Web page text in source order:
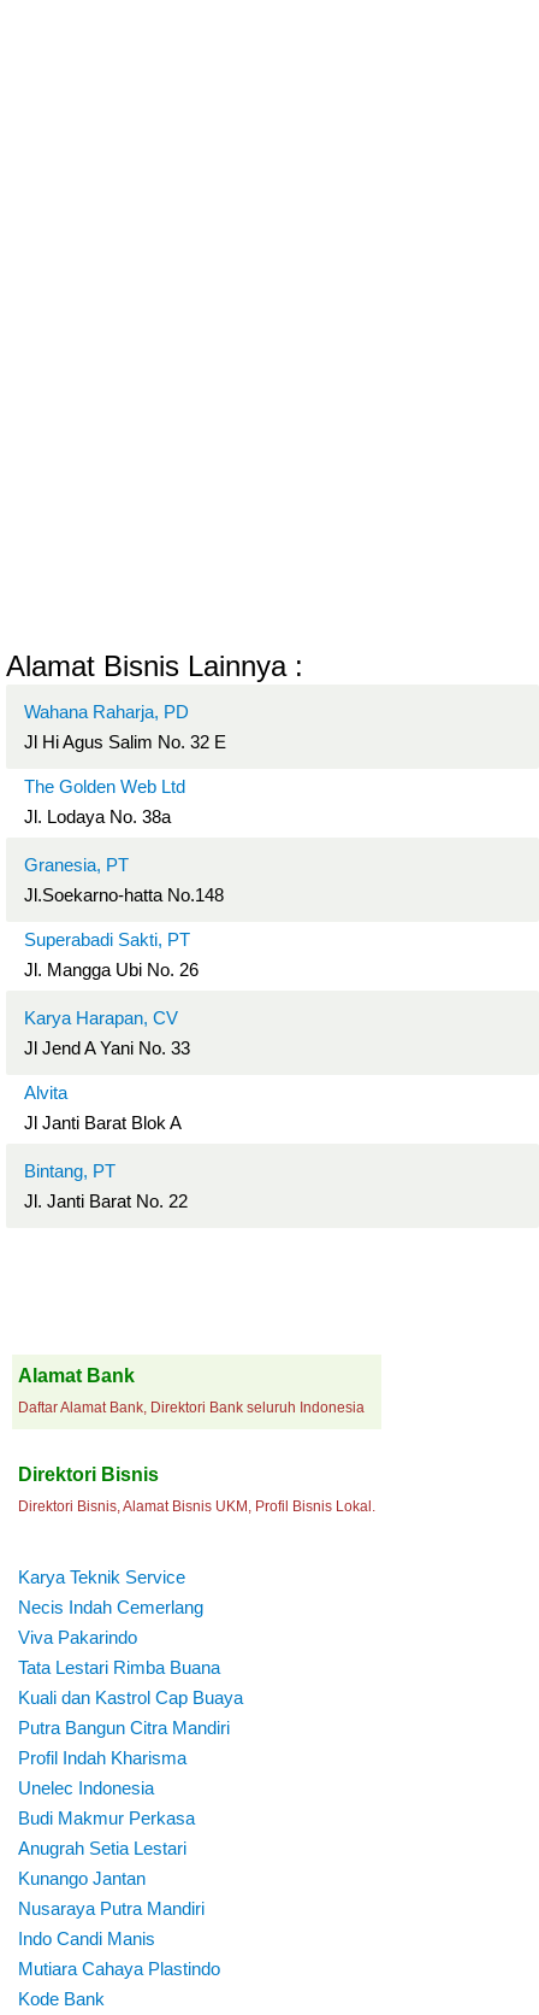
Alamat Bisnis Lainnya :
Wahana Raharja, PD
Jl Hi Agus Salim No. 32 E
The Golden Web Ltd
Jl. Lodaya No. 38a
Granesia, PT
Jl.Soekarno-hatta No.148
Superabadi Sakti, PT
Jl. Mangga Ubi No. 26
Karya Harapan, CV
Jl Jend A Yani No. 33
Alvita
Jl Janti Barat Blok A
Bintang, PT
Jl. Janti Barat No. 22
Alamat Bank
Daftar Alamat Bank, Direktori Bank seluruh Indonesia
Direktori Bisnis
Direktori Bisnis, Alamat Bisnis UKM, Profil Bisnis Lokal.
Karya Teknik Service
Necis Indah Cemerlang
Viva Pakarindo
Tata Lestari Rimba Buana
Kuali dan Kastrol Cap Buaya
Putra Bangun Citra Mandiri
Profil Indah Kharisma
Unelec Indonesia
Budi Makmur Perkasa
Anugrah Setia Lestari
Kunango Jantan
Nusaraya Putra Mandiri
Indo Candi Manis
Mutiara Cahaya Plastindo
Kode Bank